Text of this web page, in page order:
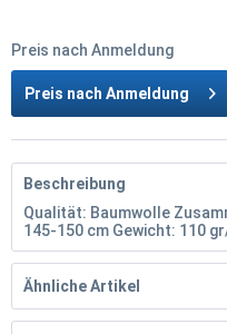
Preis nach Anmeldung
Preis nach Anmeldung
Beschreibung
Qualität: Baumwolle
145-150 cm Gewicht: 110
Ähnliche Artikel